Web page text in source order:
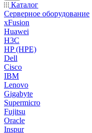
Каталог
Серверное оборудование
xFusion
Huawei
H3C
HP (HPE)
Dell
Cisco
IBM
Lenovo
Gigabyte
Supermicro
Fujitsu
Oracle
Inspur